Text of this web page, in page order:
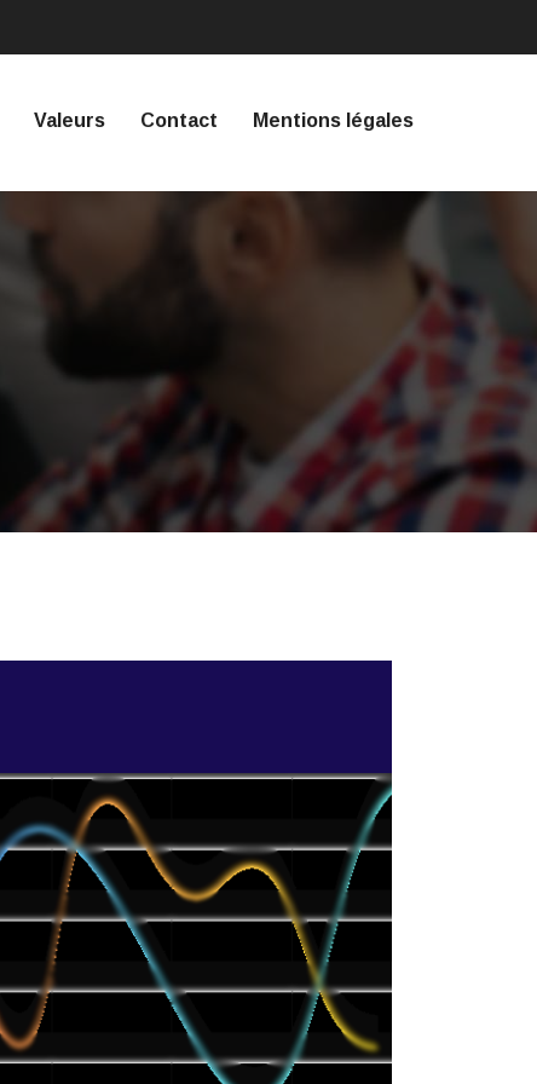
Valeurs Contact Mentions légales